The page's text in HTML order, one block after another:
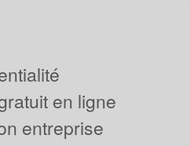
en ligne
entreprise